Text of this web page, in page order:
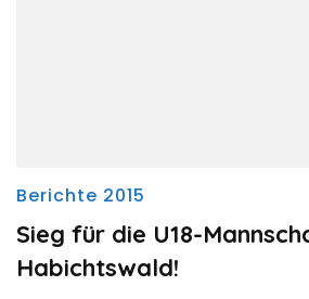
Berichte 2015
Sieg für die U18-
Habichtswald!